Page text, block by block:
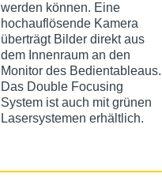
werden können. Eine
hochauflösende Kamera
überträgt Bilder direkt aus
dem Innenraum an den
Monitor des Bedientableaus.
Das Double Focusing
System ist auch mit grünen
Lasersystemen erhältlich.